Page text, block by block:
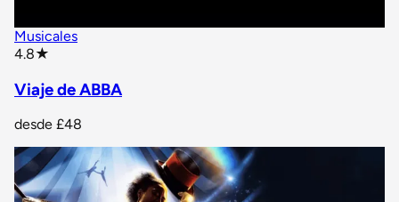
Musicales
4.8★
Viaje de ABBA
desde £48